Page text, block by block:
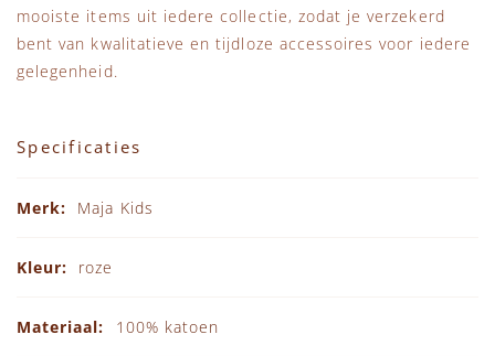
mooiste items uit iedere collectie, zodat je verzekerd
bent van kwalitatieve en tijdloze accessoires voor iedere
gelegenheid.
Specificaties
Maja Kids
roze
100% katoen